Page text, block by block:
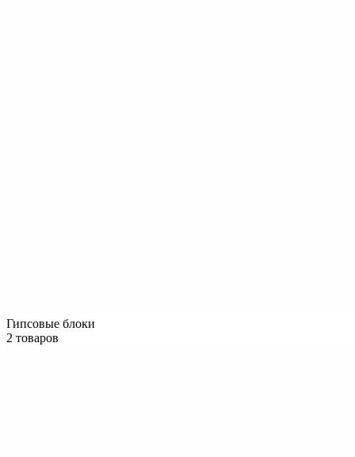
Гипсовые блоки
2 товаров